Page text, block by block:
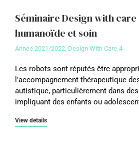
Séminaire Design with
humanoïde et soin
Année 2021/2022, Design With Care-4
Les robots sont réputés être
l’accompagnement thérapeutique
autistique, particulièrement dans
impliquant des enfants ou
View details